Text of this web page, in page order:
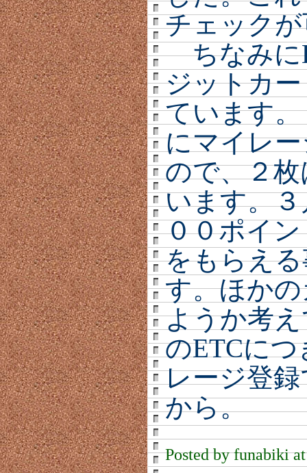
チェック
ちなみに
ジットカ
ています
にマイレ
ので、２
います。
００ポイ
をもらえ
す。ほか
ようか考
のETCに
レージ登
から。
Posted by funabiki